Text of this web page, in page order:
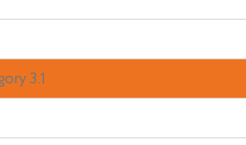
3.1